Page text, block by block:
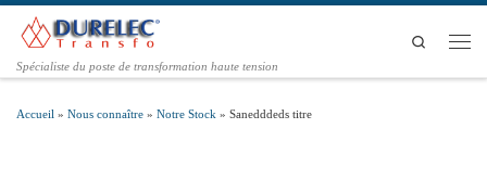
Passer au contenu
Spécialiste du poste de transformation haute tension
Search
Accueil » Nous connaître » Notre Stock » Sanedddeds titre